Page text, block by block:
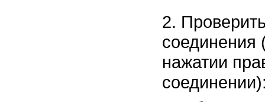
2.
соединения
нажатии